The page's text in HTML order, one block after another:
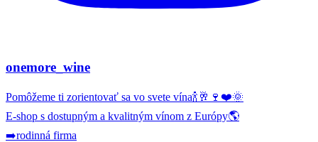
onemore_wine
Pomôžeme ti zorientovať sa vo svete vína🍾🥂🍷❤️🌞
E-shop s dostupným a kvalitným vínom z Európy🌎
➡️rodinná firma